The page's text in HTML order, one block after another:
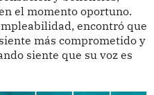
el momento oportuno.
encontró que
más comprometido y
siente que su voz es